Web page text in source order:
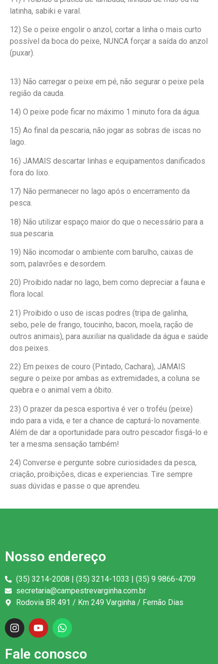
latinha, sabiki e varal.
12) Se o peixe engolir o anzol, cortar a linha o mais curto
possível da boca do peixe, NUNCA forçar a saída do anzol
(puxar).
13) Não carregar o peixe em pé, não segurar o peixe pela
região da cauda.
14) O peixe pode ficar no máximo 1 minuto fora da água.
15) Ao final da pescaria, não jogar as sobras de iscas no
lago.
16) JAMAIS descartar linhas e equipamentos danificados
fora do lixo.
17) Não permanecer no lago após o encerramento da
pesca.
18) Não utilizar espaço maior do que o necessário para a
sua pescaria.
19) Não incomodar o ambiente com barulho, caixas de
som, palavrões e desordem.
20) Proibido nadar no lago, bem como depreciar a fauna e
flora local.
21) Proibido o uso de iscas podres (tripa de galinha,
sebo, pele de frango, toucinho, bacon, moela, ração de
outros animais), para auxiliar na qualidade da água e saúde
dos peixes.
22) Em peixes de couro (Pintado, Cachara), JAMAIS
segure o peixe por ambas as extremidades, a coluna se
quebra e o animal vem a óbito.
23) O prazer da pesca esportiva é ver o troféu (peixe)
indo para a vida, e ter a chance de capturá-lo novamente.
Além de dar a oportunidade para outro pescador fisgá-lo e
ter a mesma sensação também!
24) Converse e pergunte sobre curiosidades da pesca,
criação, proibições, dicas e experiencias. Tire sempre
suas dúvidas e passe o que aprendeu.
Nosso endereço
(35) 3214-2008 | (35) 3214-1033 | (35) 9 9866-4709
secretaria@campestrevarginha.com.br
Rodovia BR 491 / Km 249 Varginha / Fernão Dias
Fale conosco